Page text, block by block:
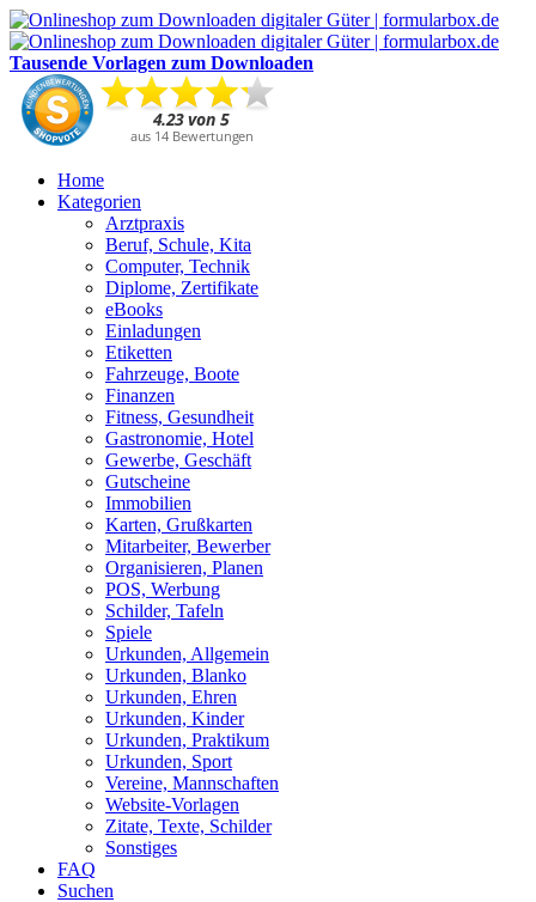
Tausende Vorlagen zum Downloaden
Home
Kategorien
Arztpraxis
Beruf, Schule, Kita
Computer, Technik
Diplome, Zertifikate
eBooks
Einladungen
Etiketten
Fahrzeuge, Boote
Finanzen
Fitness, Gesundheit
Gastronomie, Hotel
Gewerbe, Geschäft
Gutscheine
Immobilien
Karten, Grußkarten
Mitarbeiter, Bewerber
Organisieren, Planen
POS, Werbung
Schilder, Tafeln
Spiele
Urkunden, Allgemein
Urkunden, Blanko
Urkunden, Ehren
Urkunden, Kinder
Urkunden, Praktikum
Urkunden, Sport
Vereine, Mannschaften
Website-Vorlagen
Zitate, Texte, Schilder
Sonstiges
FAQ
Suchen